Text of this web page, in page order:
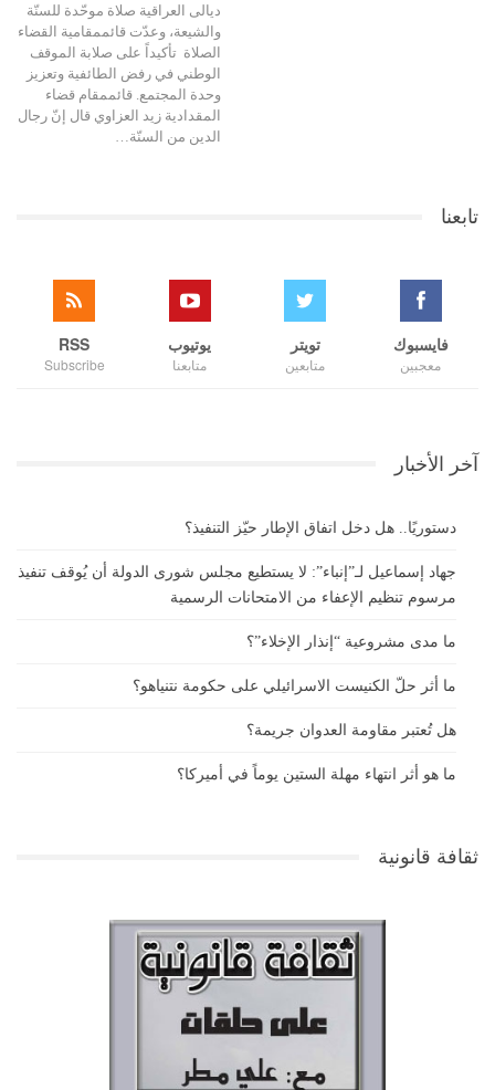
ديالى العراقية صلاة موحّدة للسنّة
والشيعة، وعدّت قائممقامية القضاء
الصلاة تأكيداً على صلابة الموقف
الوطني في رفض الطائفية وتعزيز
وحدة المجتمع. قائممقام قضاء
المقدادية زيد العزاوي قال إنّ رجال
الدين من السنّة…
تابعنا
فايسبوك
معجبين
تويتر
متابعين
يوتيوب
متابعنا
RSS
Subscribe
آخر الأخبار
دستوريًا.. هل دخل اتفاق الإطار حيّز التنفيذ؟
جهاد إسماعيل لـ”إنباء”: لا يستطيع مجلس شورى الدولة أن يُوقف تنفيذ
مرسوم تنظيم الإعفاء من الامتحانات الرسمية
ما مدى مشروعية “إنذار الإخلاء”؟
ما أثر حلّ الكنيست الاسرائيلي على حكومة نتنياهو؟
هل تُعتبر مقاومة العدوان جريمة؟
ما هو أثر انتهاء مهلة الستين يوماً في أميركا؟
ثقافة قانونية